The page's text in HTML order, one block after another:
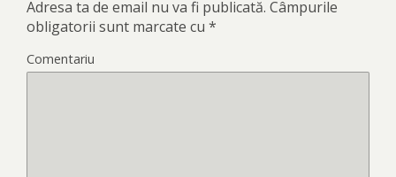
Adresa ta de email nu va fi publicată. Câmpurile
obligatorii sunt marcate cu *
Comentariu